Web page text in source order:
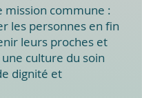
mission commune :
les personnes en fin
leurs proches et
culture du soin
dignité et